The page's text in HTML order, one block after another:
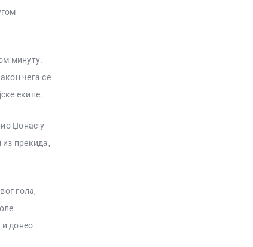
минуту.
чега се
екипе.
Џонас у
прекида,
гола,
донео